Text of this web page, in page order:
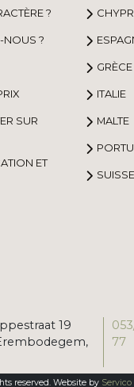
?
NOUS ?
SUR
ET
GRÈCE
ITALIE
MALTE
SUISSE
19
77
reserved. Website by Servico